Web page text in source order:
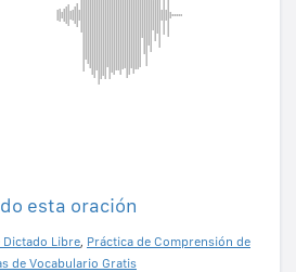
esta oración
Dictado Libre, Práctica de Comprensión de
de Vocabulario Gratis